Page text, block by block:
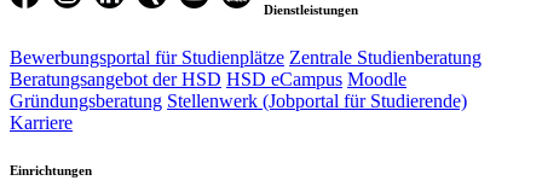
Dienstleistungen
Bewerbungsportal für Studienplätze Zentrale Studienberatung
Beratungsangebot der HSD HSD eCampus Moodle
Gründungsberatung Stellenwerk (Jobportal für Studierende)
Karriere
Einrichtungen